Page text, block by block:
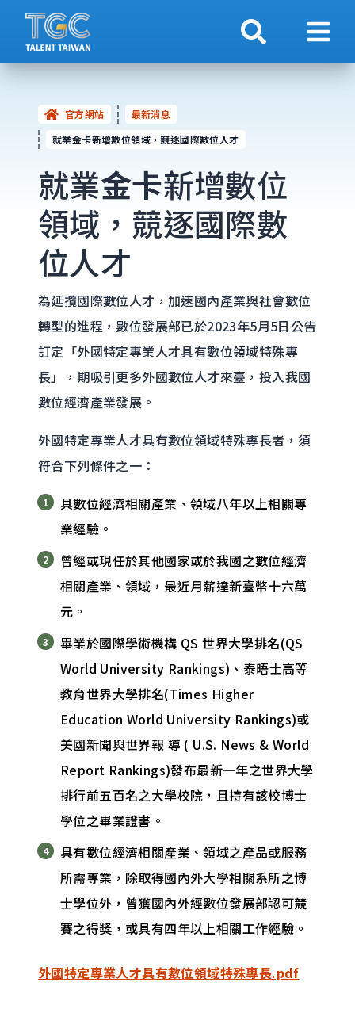
搜索 顯示
官方網站
最新消息
就業金卡新增數位領域，競逐國際數位人才
就業金卡新增數位
領域，競逐國際數
位人才
為延攬國際數位人才，加速國內產業與社會數位
轉型的進程，數位發展部已於2023年5月5日公告
訂定「外國特定專業人才具有數位領域特殊專
長」，期吸引更多外國數位人才來臺，投入我國
數位經濟產業發展。
外國特定專業人才具有數位領域特殊專長者，須
符合下列條件之一：
具數位經濟相關產業、領域八年以上相關專
業經驗。
曾經或現任於其他國家或於我國之數位經濟
相關產業、領域，最近月薪達新臺幣十六萬
元。
畢業於國際學術機構 QS 世界大學排名(QS
World University Rankings)、泰晤士高等
教育世界大學排名(Times Higher
Education World University Rankings)或
美國新聞與世界報 導 ( U.S. News & World
Report Rankings)發布最新一年之世界大學
排行前五百名之大學校院，且持有該校博士
學位之畢業證書。
具有數位經濟相關產業、領域之產品或服務
所需專業，除取得國內外大學相關系所之博
士學位外，曾獲國內外經數位發展部認可競
賽之得獎，或具有四年以上相關工作經驗。
外國特定專業人才具有數位領域特殊專長.pdf